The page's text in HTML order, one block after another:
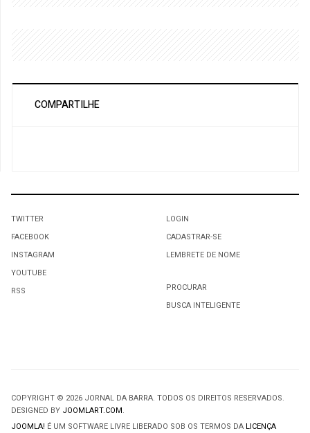
COMPARTILHE
TWITTER
FACEBOOK
INSTAGRAM
YOUTUBE
RSS
LOGIN
CADASTRAR-SE
LEMBRETE DE NOME
PROCURAR
BUSCA INTELIGENTE
COPYRIGHT © 2026 JORNAL DA BARRA. TODOS OS DIREITOS RESERVADOS.
DESIGNED BY JOOMLART.COM.
JOOMLA! É UM SOFTWARE LIVRE LIBERADO SOB OS TERMOS DA LICENÇA